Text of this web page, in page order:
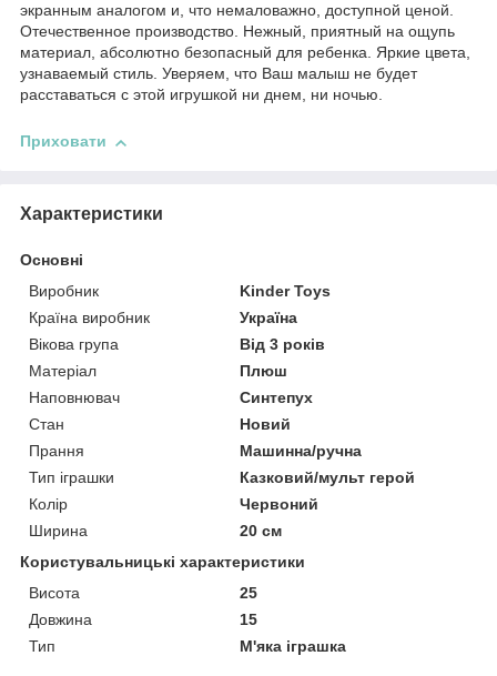
экранным аналогом и, что немаловажно, доступной ценой.
Отечественное производство. Нежный, приятный на ощупь
материал, абсолютно безопасный для ребенка. Яркие цвета,
узнаваемый стиль. Уверяем, что Ваш малыш не будет
расставаться с этой игрушкой ни днем, ни ночью.
Приховати
Характеристики
Основні
Виробник
Kinder Toys
Країна виробник
Україна
Вікова група
Від 3 років
Матеріал
Плюш
Наповнювач
Синтепух
Стан
Новий
Прання
Машинна/ручна
Тип іграшки
Казковий/мульт герой
Колір
Червоний
Ширина
20 см
Користувальницькі характеристики
Висота
25
Довжина
15
Тип
М'яка іграшка